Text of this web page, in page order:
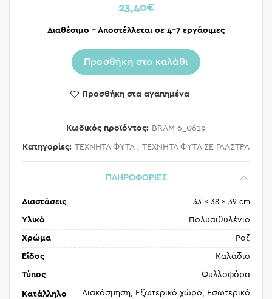
23,40€
Διαθέσιμο – Αποστέλλεται σε 4-7 εργάσιμες
Προσθήκη στο καλάθι
Προσθήκη στα αγαπημένα
Κωδικός προϊόντος: BRAM 6_0619
Κατηγορίες: ΤΕΧΝΗΤΑ ΦΥΤΑ , ΤΕΧΝΗΤΑ ΦΥΤΑ ΣΕ ΓΛΑΣΤΡΑ
ΠΛΗΡΟΦΟΡΙΕΣ
Διαστάσεις 33 × 38 × 39 cm
Υλικό Πολυαιθυλένιο
Χρώμα Ροζ
Είδος Καλάδιο
Τύπος Φυλλοφόρα
Κατάλληλο
Διακόσμηση, Εξωτερικό χώρο, Εσωτερικό